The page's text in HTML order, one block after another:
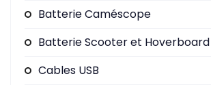
Batterie Caméscope
Batterie Scooter et
Cables USB